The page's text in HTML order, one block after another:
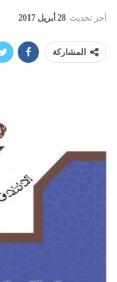
آخر تحديث 28 أبريل 2017
المشاركة